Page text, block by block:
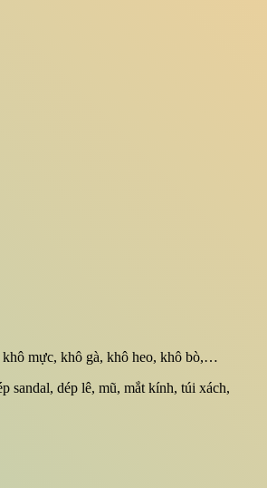
khô mực, khô gà, khô heo, khô bò,…
sandal, dép lê, mũ, mắt kính, túi xách,